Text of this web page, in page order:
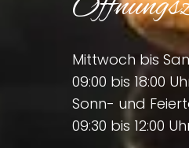
Mittwoch bis
09:00 bis 18:00
Sonn- und
09:30 bis 12:00